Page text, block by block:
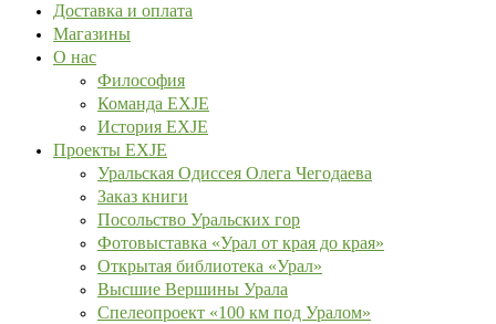
Доставка и оплата
Магазины
О нас
Философия
Команда EXJE
История EXJE
Проекты EXJE
Уральская Одиссея Олега Чегодаева
Заказ книги
Посольство Уральских гор
Фотовыставка «Урал от края до края»
Открытая библиотека «Урал»
Высшие Вершины Урала
Спелеопроект «100 км под Уралом»